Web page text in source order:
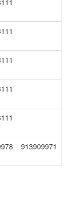
913909971